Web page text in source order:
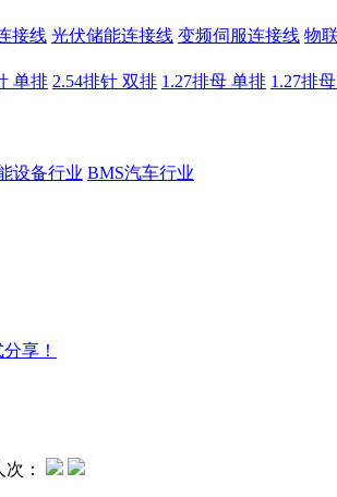
接线 光伏储能连接线 变频伺服连接线 物
单排 2.54排针 双排 1.27排母 单排 1.27排
设备行业 BMS汽车行业
享！
：